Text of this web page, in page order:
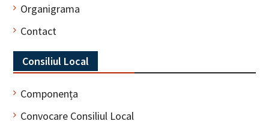
Organigrama
Contact
Consiliul Local
Componența
Convocare Consiliul Local